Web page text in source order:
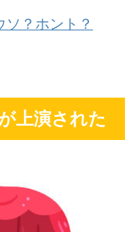
？ホント？
上演された